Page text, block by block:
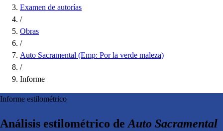
Examen de autorías
/
Obras
/
Auto Sacramental (Emp: Por la verde maleza)
/
Informe
Informe estilométrico
Análisis estilométrico deAuto Sacramental